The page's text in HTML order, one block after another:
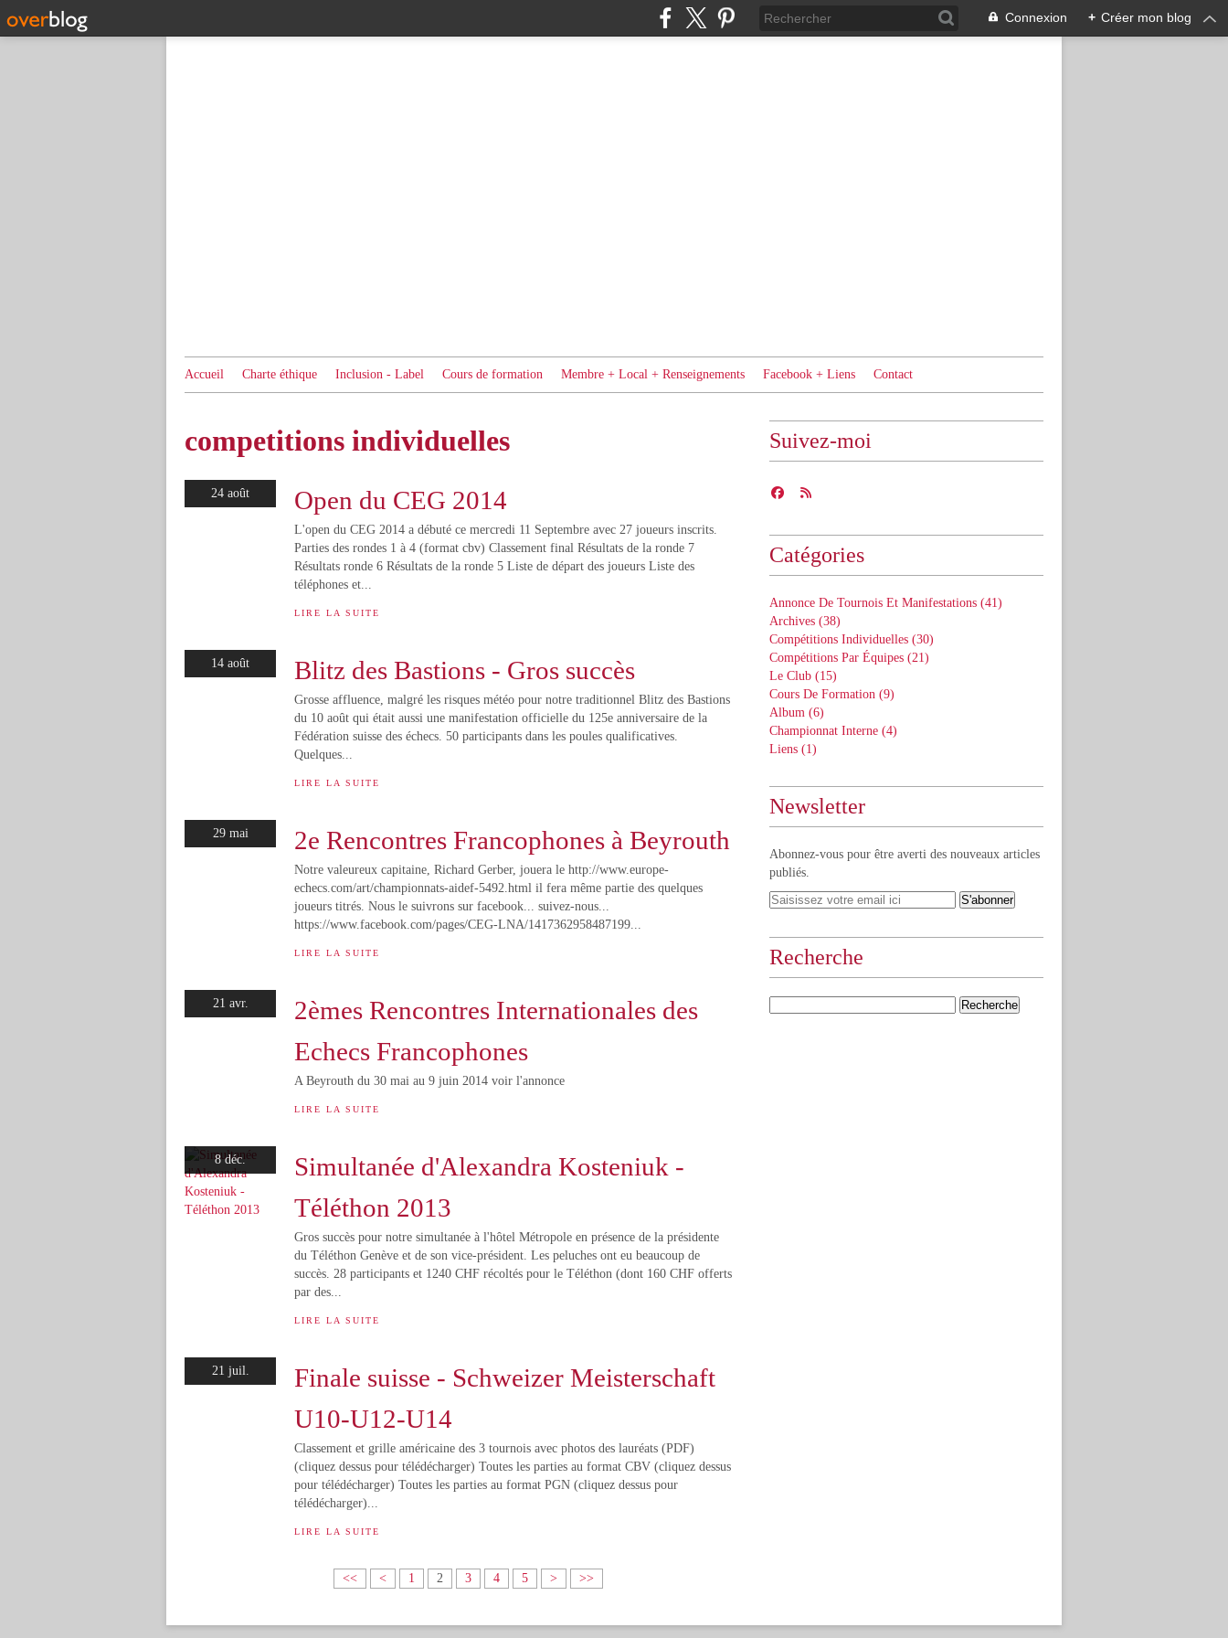
Connexion + Créer mon blog
Accueil Charte éthique Inclusion - Label Cours de formation Membre + Local + Renseignements Facebook + Liens Contact
competitions individuelles
24 août Open du CEG 2014
L'open du CEG 2014 a débuté ce mercredi 11 Septembre avec 27 joueurs inscrits.
Parties des rondes 1 à 4 (format cbv) Classement final Résultats de la ronde 7
Résultats ronde 6 Résultats de la ronde 5 Liste de départ des joueurs Liste des
téléphones et...
LIRE LA SUITE
14 août Blitz des Bastions - Gros succès
Grosse affluence, malgré les risques météo pour notre traditionnel Blitz des Bastions
du 10 août qui était aussi une manifestation officielle du 125e anniversaire de la
Fédération suisse des échecs. 50 participants dans les poules qualificatives.
Quelques...
LIRE LA SUITE
29 mai 2e Rencontres Francophones à Beyrouth
Notre valeureux capitaine, Richard Gerber, jouera le http://www.europe-
echecs.com/art/championnats-aidef-5492.html il fera même partie des quelques
joueurs titrés. Nous le suivrons sur facebook... suivez-nous...
https://www.facebook.com/pages/CEG-LNA/1417362958487199...
LIRE LA SUITE
21 avr.
2èmes Rencontres Internationales des
Echecs Francophones
A Beyrouth du 30 mai au 9 juin 2014 voir l'annonce
LIRE LA SUITE
8 déc.
Simultanée d'Alexandra Kosteniuk -
Téléthon 2013
Gros succès pour notre simultanée à l'hôtel Métropole en présence de la présidente
du Téléthon Genève et de son vice-président. Les peluches ont eu beaucoup de
succès. 28 participants et 1240 CHF récoltés pour le Téléthon (dont 160 CHF offerts
par des...
LIRE LA SUITE
21 juil.
Finale suisse - Schweizer Meisterschaft
U10-U12-U14
Classement et grille américaine des 3 tournois avec photos des lauréats (PDF)
(cliquez dessus pour télédécharger) Toutes les parties au format CBV (cliquez dessus
pour télédécharger) Toutes les parties au format PGN (cliquez dessus pour
télédécharger)...
LIRE LA SUITE
<< < 1 2 3 4 5 > >>
Suivez-moi
Catégories
Annonce De Tournois Et Manifestations (41)
Archives (38)
Compétitions Individuelles (30)
Compétitions Par Équipes (21)
Le Club (15)
Cours De Formation (9)
Album (6)
Championnat Interne (4)
Liens (1)
Newsletter
Abonnez-vous pour être averti des nouveaux articles
publiés.
Recherche